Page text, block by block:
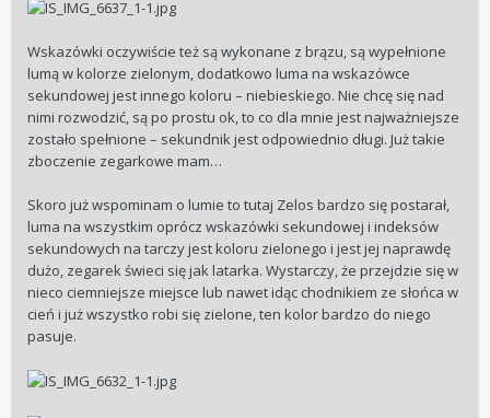
Wskazówki oczywiście też są wykonane z brązu, są wypełnione
lumą w kolorze zielonym, dodatkowo luma na wskazówce
sekundowej jest innego koloru – niebieskiego. Nie chcę się nad
nimi rozwodzić, są po prostu ok, to co dla mnie jest najważniejsze
zostało spełnione – sekundnik jest odpowiednio długi. Już takie
zboczenie zegarkowe mam…
Skoro już wspominam o lumie to tutaj Zelos bardzo się postarał,
luma na wszystkim oprócz wskazówki sekundowej i indeksów
sekundowych na tarczy jest koloru zielonego i jest jej naprawdę
dużo, zegarek świeci się jak latarka. Wystarczy, że przejdzie się w
nieco ciemniejsze miejsce lub nawet idąc chodnikiem ze słońca w
cień i już wszystko robi się zielone, ten kolor bardzo do niego
pasuje.